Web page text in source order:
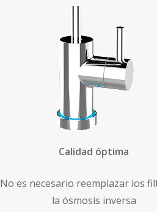
Calidad óptima
No es necesario reemplazar los
la ósmosis inversa